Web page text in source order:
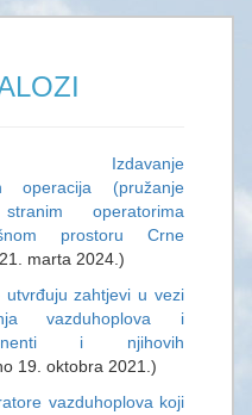
operacija (pružanje
operatorima
prostoru Crne
marta 2024.)
zahtjevi u vezi
vazduhoplova i
i njihovih
19. oktobra 2021.)
vazduhoplova koji